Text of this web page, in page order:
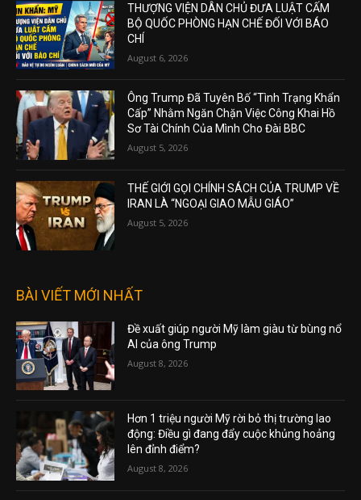
THƯỢNG VIỆN DÂN CHỦ ĐƯA LUẬT CẤM
BỘ QUỐC PHÒNG HẠN CHẾ ĐỐI VỚI BÁO
CHÍ
August 6, 2026
Ông Trump Đã Tuyên Bố “Tình Trạng Khẩn
Cấp” Nhằm Ngăn Chặn Việc Công Khai Hồ
Sơ Tài Chính Của Mình Cho Đài BBC
August 5, 2026
THẾ GIỚI GỌI CHÍNH SÁCH CỦA TRUMP VỀ
IRAN LÀ “NGOẠI GIAO MẪU GIÁO”
August 5, 2026
BÀI VIẾT MỚI NHẤT
Đề xuất giúp người Mỹ làm giàu từ bùng nổ
AI của ông Trump
August 8, 2026
Hơn 1 triệu người Mỹ rời bỏ thị trường lao
động: Điều gì đang đẩy cuộc khủng hoảng
lên đỉnh điểm?
August 8, 2026